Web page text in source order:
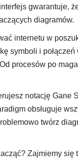
gwarantuje,
diagramów.
internetu w
symboli i
procesów po
notację Gane
obsługuje
twórz
Zajmiemy się